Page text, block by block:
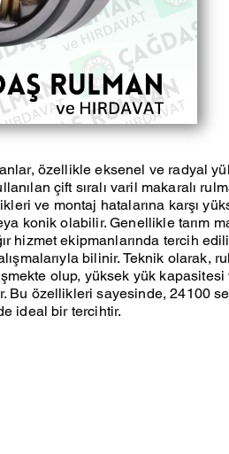
özellikle eksenel ve radyal
çift sıralı varil makaralı
ve montaj hatalarına karşı
konik olabilir. Genellikle tarım
hizmet ekipmanlarında tercih
bilinir. Teknik olarak,
olup, yüksek yük
Bu özellikleri sayesinde, 24100
ideal bir tercihtir.